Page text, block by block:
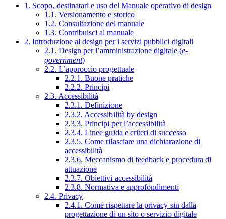
1. Scopo, destinatari e uso del Manuale operativo di design
1.1. Versionamento e storico
1.2. Consultazione del manuale
1.3. Contribuisci al manuale
2. Introduzione al design per i servizi pubblici digitali
2.1. Design per l’amministrazione digitale (e-
government)
2.2. L’approccio progettuale
2.2.1. Buone pratiche
2.2.2. Principi
2.3. Accessibilità
2.3.1. Definizione
2.3.2. Accessibilità by design
2.3.3. Principi per l’accessibilità
2.3.4. Linee guida e criteri di successo
2.3.5. Come rilasciare una dichiarazione di
accessibilità
2.3.6. Meccanismo di feedback e procedura di
attuazione
2.3.7. Obiettivi accessibilità
2.3.8. Normativa e approfondimenti
2.4. Privacy
2.4.1. Come rispettare la privacy sin dalla
progettazione di un sito o servizio digitale